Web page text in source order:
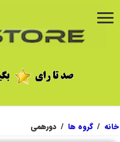
خانه / گروه ها / دورهمی